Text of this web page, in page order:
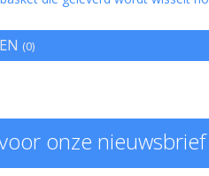
(0)
onze nieuwsbrief